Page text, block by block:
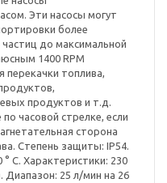
Эти насосы могут
более
до максимальной
1400 RPM
перекачки топлива,
продуктов и т.д.
часовой стрелке, если
сторона
Степень защиты: IP54.
С. Характеристики: 230
Диапазон: 25 л/мин на 26